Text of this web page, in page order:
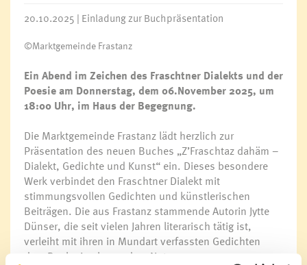
20.10.2025 | Einladung zur Buchpräsentation
©Marktgemeinde Frastanz
Ein Abend im Zeichen des Fraschtner Dialekts und der
Poesie am Donnerstag, dem 06.November 2025, um
18:00 Uhr, im Haus der Begegnung.
Die Marktgemeinde Frastanz lädt herzlich zur
Präsentation des neuen Buches „Z’Fraschtaz dahäm –
Dialekt, Gedichte und Kunst“ ein. Dieses besondere
Werk verbindet den Fraschtner Dialekt mit
stimmungsvollen Gedichten und künstlerischen
Beiträgen. Die aus Frastanz stammende Autorin Jytte
Dünser, die seit vielen Jahren literarisch tätig ist,
verleiht mit ihren in Mundart verfassten Gedichten
dem Buch eine besondere Note.